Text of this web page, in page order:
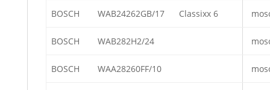
BOSCH WAB24262GB/17 Classixx 6
BOSCH WAB282H2/24
BOSCH WAA28260FF/10